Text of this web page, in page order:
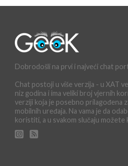
Dobrodošli na prvi i najveći chat
Chat postoji u više verzija - u XAT
niz godina i ima veliki broj vjernih
verziji koja je posebno prilagođena
mobilnih uređaja. Na vama je da
koristiti, a u svakom slučaju